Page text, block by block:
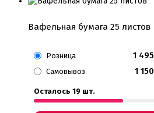
Вафельная бумага 25 листов
Розница 1 495
Самовывоз 1 150
Осталось 19 шт.